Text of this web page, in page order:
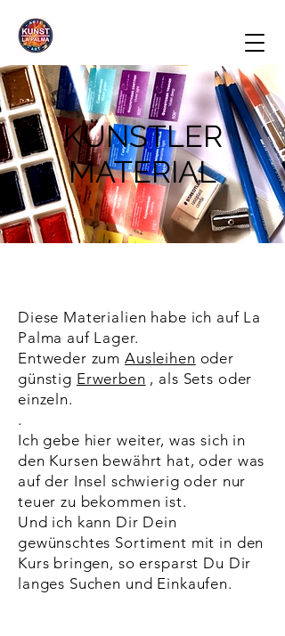
KÜNSTLER
MATERIAL
Diese Materialien habe ich auf La
Palma auf Lager.
Entweder zumAusleihen oder
günstig Erwerben , als Sets oder
einzeln.
.
Ich gebe hier weiter, was sich in
den Kursen bewährt hat, oder was
auf der Insel schwierig oder nur
teuer zu bekommen ist.
Und ich kann Dir Dein
gewünschtes Sortiment mit in den
Kurs bringen, so ersparst Du Dir
langes Suchen und Einkaufen.